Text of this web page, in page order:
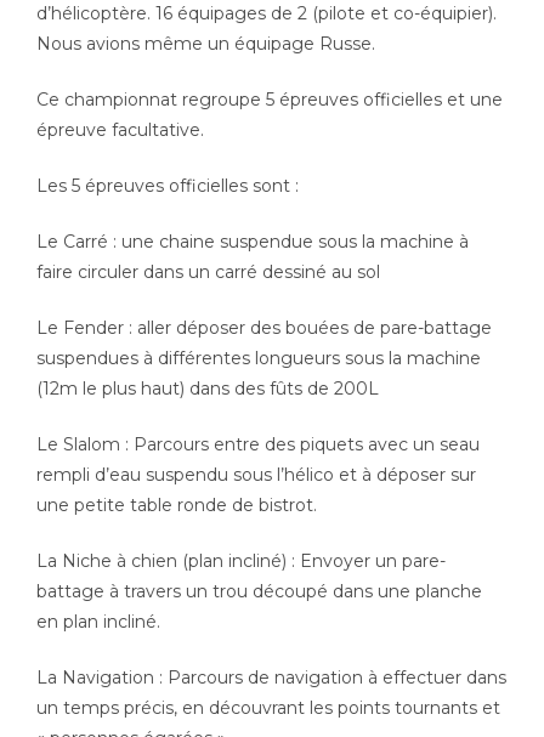
d’hélicoptère. 16 équipages de 2 (pilote et co-équipier).
Nous avions même un équipage Russe.
Ce championnat regroupe 5 épreuves officielles et une
épreuve facultative.
Les 5 épreuves officielles sont :
Le Carré : une chaine suspendue sous la machine à
faire circuler dans un carré dessiné au sol
Le Fender : aller déposer des bouées de pare-battage
suspendues à différentes longueurs sous la machine
(12m le plus haut) dans des fûts de 200L
Le Slalom : Parcours entre des piquets avec un seau
rempli d’eau suspendu sous l’hélico et à déposer sur
une petite table ronde de bistrot.
La Niche à chien (plan incliné) : Envoyer un pare-
battage à travers un trou découpé dans une planche
en plan incliné.
La Navigation : Parcours de navigation à effectuer dans
un temps précis, en découvrant les points tournants et